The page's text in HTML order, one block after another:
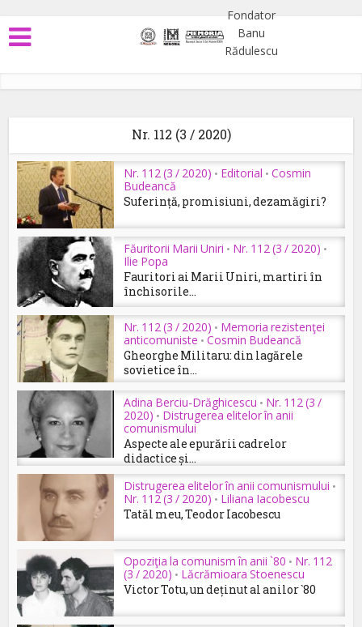
Nr. 112 (3 / 2020)
Nr. 112 (3 / 2020) • Editorial • Cosmin
Budeancă
Suferință, promisiuni, dezamăgiri?
Făuritorii Marii Uniri • Nr. 112 (3 / 2020) •
Ilie Popa
Fauritori ai Marii Uniri, martiri în
închisorile...
Nr. 112 (3 / 2020) • Memoria rezistenţei
anticomuniste • Cosmin Budeancă
Gheorghe Militaru: din lagărele
sovietice în...
Adina Berciu-Drăghicescu • Nr. 112 (3 /
2020) • Distrugerea elitelor în anii
comunismului
Aspecte ale epurării cadrelor
didactice și...
Distrugerea elitelor în anii comunismului •
Nr. 112 (3 / 2020) • Liliana Iacobescu
Tatăl meu, Teodor Iacobescu
Opoziţia la comunism în anii `80 • Nr. 112
(3 / 2020) • Lăcrămioara Stoenescu
Victor Totu, un deținut al anilor `80